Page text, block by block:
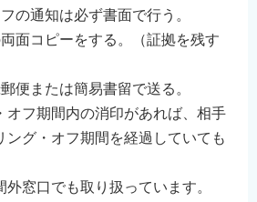
の通知は必ず書面で行う。
面コピーをする。（証拠を残す
便または簡易書留で送る。
フ期間内の消印があれば、相手
ング・オフ期間を経過していても
窓口でも取り扱っています。